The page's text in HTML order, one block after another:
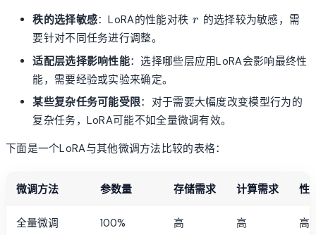
秩的选择敏感：LoRA的性能对秩 r
r 的选择较为敏感，需
要针对不同任务进行调整。
适配层选择影响性能：选择哪些层应用LoRA会影响最终性
能，需要经验或实验来确定。
某些复杂任务可能受限：对于需要大幅度改变模型行为的
复杂任务，LoRA可能不如全量微调有效。
下面是一个LoRA与其他微调方法比较的表格：
微调方法 参数量 存储需求 计算需求 性
全量微调 100% 高 高 高